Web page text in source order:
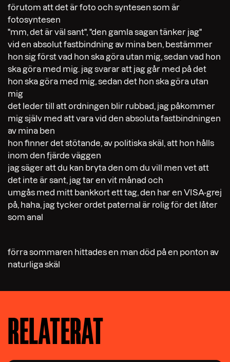
förutom att det är foto och syntesen som är
fotosyntesen
"mm, det är väl sant", "den gamla sagan tänker jag"
vid en absolut fastbindning av mina ben, bestämmer
hon sig först vad hon ska göra utan mig, sedan vad hon
ska göra med mig. jag svarar att jag går med på det
hon ska göra med mig, sedan det hon ska göra utan
mig
det leder till att ordningen blir rubbad, jag påkommer
mig själv med att vara vid den absoluta fastbindningen
av mina ben
hon finner det stötande, av politiska skäl, att hon hålls
inom den fjärde väggen
jag säger att du kan bryta den om du vill men vet att
det inte är sant, jag tar en vit månad och
umgås med mitt bankkort ett tag, den har en VISA-grej
på, haha, jag tycker ordet paternal är rolig för det låter
som anal
förra sommaren hittades en man död på en ponton av
naturliga skäl
RELATERAT